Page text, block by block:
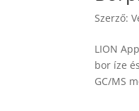
Szerző:
LION
bor íze
GC/MS